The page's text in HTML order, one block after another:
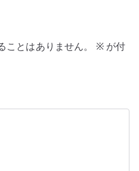
とはありません。 ※が付